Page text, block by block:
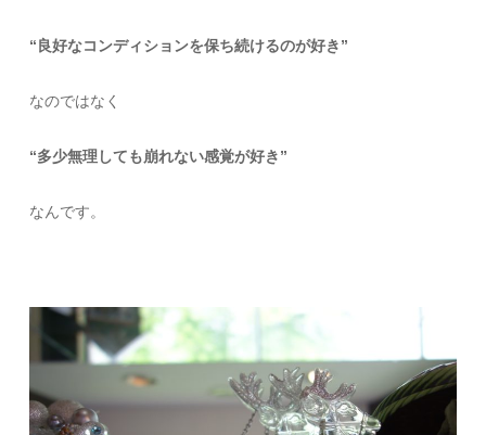
“良好なコンディションを保ち続けるのが好き”
なのではなく
“多少無理しても崩れない感覚が好き”
なんです。